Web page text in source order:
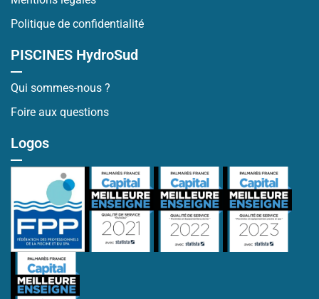
Politique de confidentialité
PISCINES HydroSud
Qui sommes-nous ?
Foire aux questions
Logos